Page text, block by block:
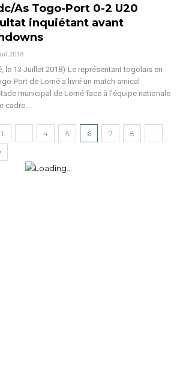
As Togo-Port 0-2 U20
inquiétant avant
2018
13 Juillet 2018)-Le représentant togolais en
Port de Lomé a livré un match amical
municipal de Lomé face à l'équipe nationale
cadre…
1 4 5 6 7 8